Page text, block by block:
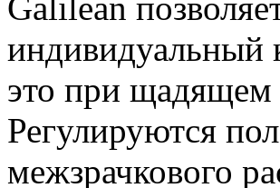
индивидуальный
это при щадящем
Регулируются
межзрачкового